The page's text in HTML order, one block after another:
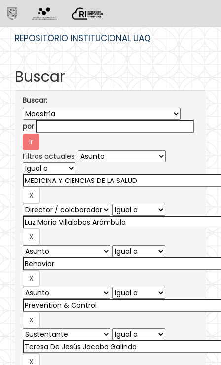
REPOSITORIO INSTITUCIONAL UAQ
Buscar
Buscar:
por
Filtros actuales: